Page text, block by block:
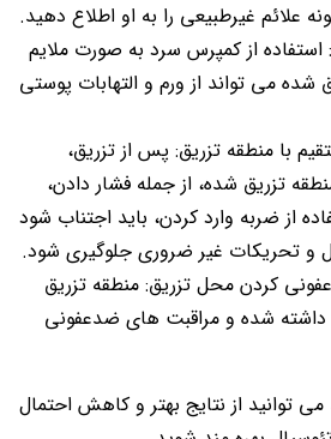
علائم غیرطبیعی را به او اطلاع دهید.
از کمپرس سرد به صورت ملایم
شده می تواند از ورم و التهابات پوستی
با منطقه تزریق: پس از تزریق،
تزریق شده، از جمله فشار دادن،
از ضربه وارد کردن، باید اجتناب شود
و تحریکات غیر ضروری جلوگیری شود.
کردن محل تزریق: منطقه تزریق
داشته شده و مراقبت های ضدعفونی
توانید از نتایج بهتر و کاهش احتمال